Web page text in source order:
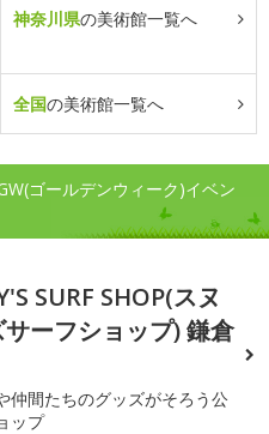
神奈川県の美術館一覧へ
全国の美術館一覧へ
ゴールデンウィーク)イベン
SURF SHOP(スヌ
ーフショップ) 鎌倉
仲間たちのグッズがそろう公
ップ